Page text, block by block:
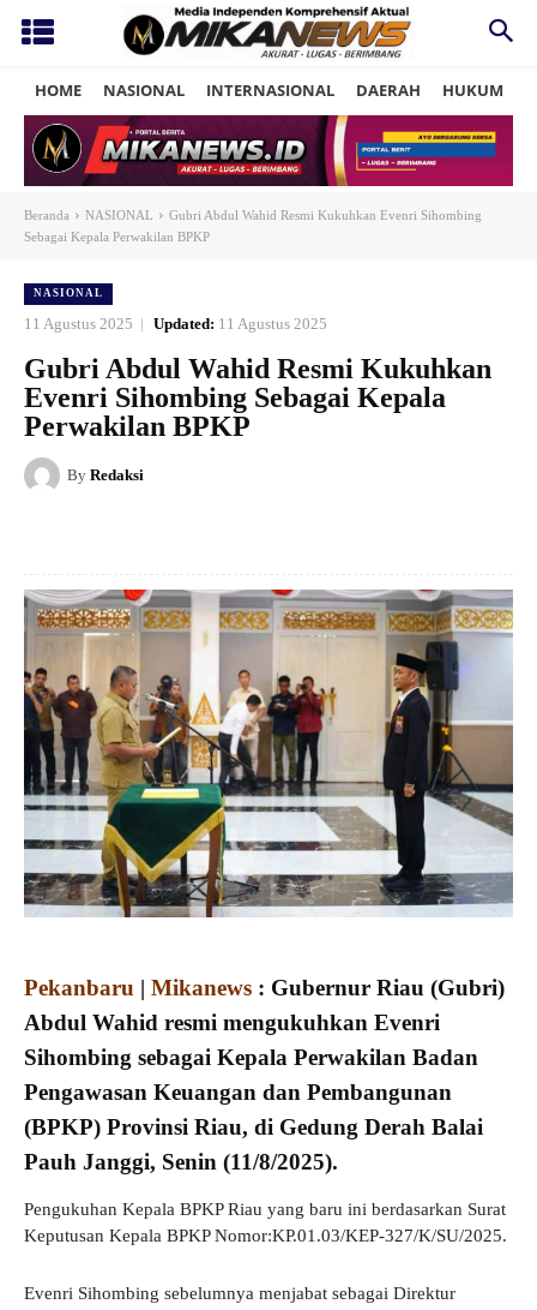
HOME NASIONAL INTERNASIONAL DAERAH HUKUM
Beranda NASIONAL
Gubri Abdul Wahid Resmi Kukuhkan Evenri Sihombing
Sebagai Kepala Perwakilan BPKP
NASIONAL
11 Agustus 2025 Updated: 11 Agustus 2025
Gubri Abdul Wahid Resmi Kukuhkan
Evenri Sihombing Sebagai Kepala
Perwakilan BPKP
By Redaksi
Pekanbaru | Mikanews : Gubernur Riau (Gubri)
Abdul Wahid resmi mengukuhkan Evenri
Sihombing sebagai Kepala Perwakilan Badan
Pengawasan Keuangan dan Pembangunan
(BPKP) Provinsi Riau, di Gedung Derah Balai
Pauh Janggi, Senin (11/8/2025).
Pengukuhan Kepala BPKP Riau yang baru ini berdasarkan Surat
Keputusan Kepala BPKP Nomor:KP.01.03/KEP-327/K/SU/2025.
Evenri Sihombing sebelumnya menjabat sebagai Direktur